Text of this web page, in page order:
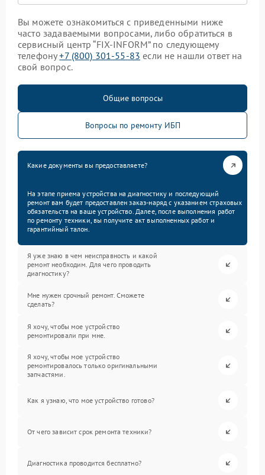
Вы можете ознакомиться с приведенными ниже
часто задаваемыми вопросами, либо обратиться в
сервисный центр “FIX-INFORM” по следующему
телефону+7 (800) 301-55-83 если не нашли ответ на
свой вопрос.
Общие вопросы
Вопросы по ремонту ИБП
Какие документы вы предоставляете?
На этапе приема устройства на диагностику и последующий
ремонт вам будет предоставлен заказ-наряд с указанием страховых
обязательств на ваше устройство. Далее, после выполнения работ
по ремонту техники, вы получите акт выполненных работ и
гарантийный талон.
Я уже знаю в чем неисправность и какой
ремонт необходим. Для чего проводить
диагностику?
Мне нужен срочный ремонт. Сможете
сделать?
Я хочу, чтобы мое устройство
ремонтировали при мне.
Я хочу, чтобы мое устройство
ремонтировалось только оригинальными
запчастями.
Как я узнаю, что мое устройство готово?
От чего зависит срок ремонта техники?
Диагностика проводится бесплатно?